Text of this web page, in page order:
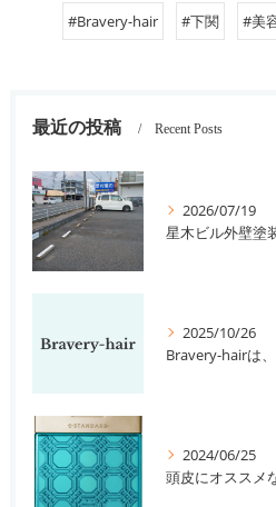
#Bravery-hair #下関 #美
最近の投稿 Recent Posts
2026/07/19
2025/10/26
Bravery-hairは
2024/06/25